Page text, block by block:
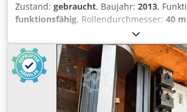
Zustand: gebraucht, Baujahr: 2013,
funktionsfähig, Rollendurchmesser: 40
, Gesamtlänge:
Achsabstand:50 mm, Rahmenhöhe:60
Rahmenbreite:20 mm
, Rollenbahn/
Schwerkraft Schunk 16,7 Meter Baujahr:
Schunk Modell/ Typ: Schwerkraft Zustand:
Gesamtlänge: ca. 16700mm Gesamtbreite:
Rollen-/Förderbreite: ca. 290 mm